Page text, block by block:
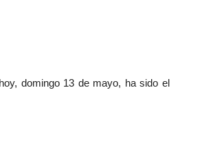
domingo 13 de mayo, ha sido el